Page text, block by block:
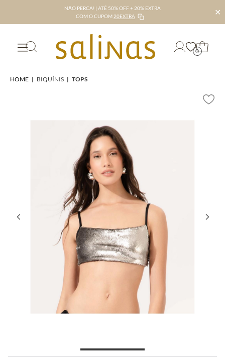
NÃO PERCA! | ATÉ 50% OFF + 20% EXTRA
COM O CUPOM 20EXTRA ✕
0
HOME | BIQUÍNIS | TOPS